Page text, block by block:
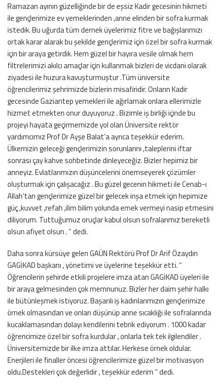
Ramazan ayının güzelliğinde bir de eşsiz Kadir gecesinin hikmeti
ile gençlerimize ev yemeklerinden ,anne elinden bir sofra kurmak
istedik. Bu uğurda tüm dernek üyelerimiz fitre ve bağışlarımızı
ortak karar alarak bu şekilde gençlerimiz için özel bir sofra kurmak
için bir araya getirdik. Hem güzel bir hayıra vesile olmak hem
filtrelerimizi akılcı amaçlar için kullanmak bizleri de vicdani olarak
ziyadesi ile huzura kavuşturmuştur .Tüm üniversite
öğrencilerimiz şehrimizde bizlerin misafiridir. Onların Kadir
gecesinde Gaziantep yemekleri ile ağırlamak onlara ellerimizle
hizmet etmekten onur duyuyoruz . Bizimle iş birliği içinde bu
projeyi hayata geçirmemizde yol olan Üniversite rektör
yardımcımız Prof Dr Ayşe Balat’a ayrıca teşekkür ederim.
Ülkemizin geleceği gençlerimizin sorunlarını ,taleplerini iftar
sonrası çay kahve sohbetinde dinleyeceğiz. Bizler hepimiz bir
anneyiz. Evlatlarımızın düşüncelerini önemseyerek çözümler
oluşturmak için çalışacağız . Bu güzel gecenin hikmeti ile Cenab-ı
Allah’tan gençlerimize güzel bir gelecek inşa etmek için hepimize
güç ,kuvvet ,refah ,ilim bilim yolunda emek vermeyi nasip etmesini
diliyorum. Tuttuğumuz oruçlar kabul olsun sofralarımız bereketli
olsun afiyet olsun . “ dedi.
Daha sonra kürsüye gelen GAÜN Rektörü Prof Dr Arif Özaydın
GAGİKAD başkanı , yönetimi ve üyelerine teşekkür etti. “
Öğrencilerin şehirde etkili projelere imza atan GAGİKAD üyeleri ile
bir araya gelmesinden çok memnunuz. Bizler her daim şehir halkı
ile bütünleşmek istiyoruz. Başarılı iş kadınlarımızın gençlerimize
örnek olmasından ve onları düşünüp anne sıcaklığı ile sofralarında
kucaklamasından dolayı kendilerini tebrik ediyorum . 1000 kadar
öğrencimize özel bir sofra kurdular , onlarla tek tek ilgilendiler .
Üniversitemizde bir ilke imza attılar. Herkese örnek oldular.
Enerjileri ile finaller öncesi öğrencilerimize güzel bir motivasyon
oldu.Destekleri çok değerlidir , teşekkür ederim “ dedi.